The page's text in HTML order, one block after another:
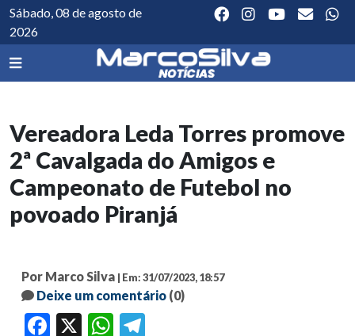
Sábado, 08 de agosto de
2026
Vereadora Leda Torres promove
2ª Cavalgada do Amigos e
Campeonato de Futebol no
povoado Piranjá
Por Marco Silva | Em: 31/07/2023, 18:57
Deixe um comentário (0)
Facebook WhatsApp